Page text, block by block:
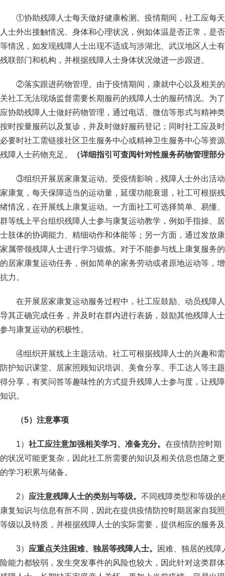
①协助残障人士每天做好健康检测。疫情期间，社工应每
人士外出接触情况、身体和心理状况，例如体温是否正常，是
等情况，如发现残障人士出现不适或与涉湖北、武汉地区人士
残联部门和机构，并根据残障人士身体状况做进一步跟进。
②落实跟进药物管理。由于疫情期间，康就中心以及相关
关社工无法现场监督需要长期服药的残障人士的服药情况。为
应协助残障人士做好药物管理，通过电话、微信等形式与精神
按时按量服药以及复诊，并及时做好服药登记；同时社工应及
必要时社工需链接社区卫生服务中心或精神卫生服务中心等资
残障人士药物充足。
（详细指引可查阅针对性服务药物管理部
③组织开展居家康复运动。受疫情影响，残障人士外出活
家康复，每天保障适当的运动量，延缓功能衰退，社工可根据
绪情况，在开展线上康复运动。一方面社工可选择简单、易懂
群等线上平台组织残障人士参与康复运动教学，例如手指操、
士肢体的协调能力、精细动作和体能等；另一方面，通过发放
家属带领残障人士进行学习锻炼。对于不能参与线上康复服务
的居家康复运动任务，例如简单的家务劳动或者原地运动等，
抗力。
在开展居家康复运动服务过程中，社工应鼓励、动员残障
导其正确完成任务，并及时在群内进行表扬，鼓励其他残障人
参与康复运动的积极性。
④组织开展线上主题活动。社工可根据残障人士的兴趣和
防护知识课堂、居家照顾知识培训、美食分享、手工达人等主
得分享，有奖问答等趣味性的方式提升残障人士参与度，让残
知识。
（5） 注意事项
1） 社工应注意加强相关学习、准备充分。 在疫情防控时期
的状况可能更复杂，因此社工所需要的知识及相关信息也随之
的学习积累与储备。
2） 应注意残障人士的类别与等级。 不同残障类型和等级的
康复知识与信息有所不同，因此在提供疫情防控时期居家自我
等级以及特质，并根据残障人士的实际需要，提供相应的服务
3） 应重点关注困难、独居等残障人士。
困难、独居的残障
险能力都较弱，发生突发事件的风险也较大，因此针对这类群